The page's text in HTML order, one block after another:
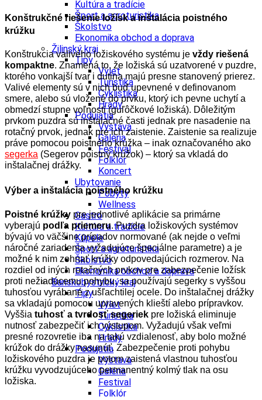
Kultúra a tradície
Šport a agroturistika
Školstvo
Ekonomika obchod a doprava
Žilinský kraj
Tipy
Výlet
Turistika
Cyklistika
Hrady
Podujatia
Výstava
Galéria
Festival
Folklór
Koncert
Ubytovanie
Pobyty
Wellness
Gastro
Kultúra a tradície
Kúpele
Šport a agroturistika
Školstvo
Ekonomika obchod a doprava
Banskobystrický kraj
Tipy
Výlet
Turistika
Cyklistika
Hrady
Podujatia
Výstava
Galéria
Festival
Folklór
Konštrukčné riešenie ložísk a inštalácia poistného
krúžku
Konštrukcia valivého ložiskového systému je vždy riešená
kompaktne. Znamená to, že ložiská sú uzatvorené v puzdre,
ktorého vonkajší tvar i dutina majú presne stanovený prierez.
Valivé elementy sú v nich buď upevnené v definovanom
smere, alebo sú vložené do prvku, ktorý ich pevne uchytí a
obmedzí stupne voľnosti (guľôčkové ložiská). Dôležitým
prvkom puzdra sú inštalačné časti jednak pre nasadenie na
rotačný prvok, jednak pre ich zaistenie. Zaistenie sa realizuje
práve pomocou poistného krúžka – inak označovaného ako
segerka (Segerov poistný krúžok) – ktorý sa vkladá do
inštalačnej drážky.
Výber a inštalácia poistného krúžku
Poistné krúžky pre jednotlivé aplikácie sa primárne
vyberajú podľa priemeru. Puzdra ložiskových systémov
bývajú vo väčšine prípadov normované (ak nejde o veľmi
náročné zariadenia vyžadujúce špeciálne parametre) a je
možné k nim zohnať krúžky odpovedajúcich rozmerov. Na
rozdiel od iných rotačných prvkov pre zabezpečenie ložísk
proti nežiadúcemu pohybu, sa používajú segerky s vyššou
tuhosťou vyrábané z ušľachtilej ocele. Do inštalačnej drážky
sa vkladajú pomocou upravených klieští alebo prípravkov.
Vyššia tuhosť a tvrdosť segeriek pre ložiská eliminuje
nutnosť zabezpečiť ich výstupom. Vyžadujú však veľmi
presné rozovretie iba na takú vzdialenosť, aby bolo možné
krúžok do drážky nasunúť. Zabezpečenie proti pohybu
ložiskového puzdra je potom zaistená vlastnou tuhosťou
krúžku vyvodzujúceho permanentný kolmý tlak na osu
ložiska.